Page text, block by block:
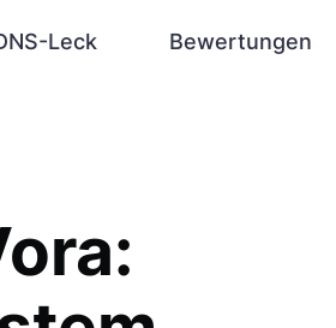
Leck Bewertungen